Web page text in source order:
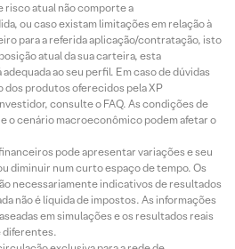
risco atual não comporte a
ou caso existam limitações em relação à
para a referida aplicação/contratação, isto
atual da sua carteira, esta
ao seu perfil. Em caso de dúvidas
dos produtos oferecidos pela XP
consulte o FAQ. As condições de
o cenário macroeconômico podem afetar o
pode apresentar variações e seu
diminuir num curto espaço de tempo. Os
necessariamente indicativos de resultados
não é líquida de impostos. As informações
em simulações e os resultados reais
diferentes.